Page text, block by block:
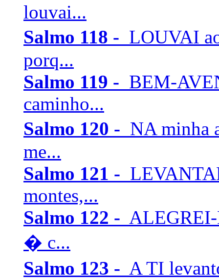
louvai...
Salmo 118 - LOUVAI
porq...
Salmo 119 - BEM-
caminho...
Salmo 120 - NA minha
me...
Salmo 121 -
montes,...
Salmo 122 - ALEGREI-
� c...
Salmo 123 - A TI